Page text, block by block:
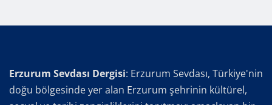
Erzurum Sevdası Dergisi: Erzurum Sevdası, Türkiye'nin
doğu bölgesinde yer alan Erzurum şehrinin kültürel,